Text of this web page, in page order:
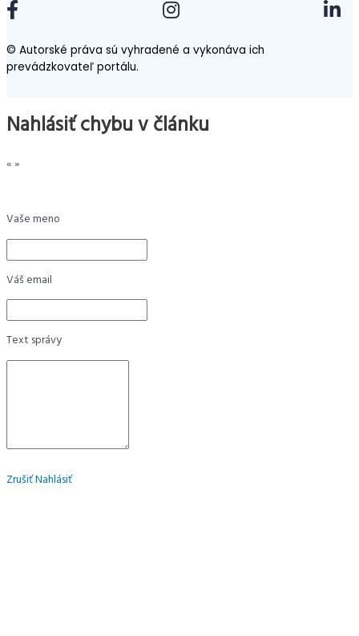
© Autorské práva sú vyhradené a vykonáva ich
prevádzkovateľ portálu.
Nahlásiť chybu v článku
«»
Vaše meno
Váš email
Text správy
ZrušiťNahlásiť